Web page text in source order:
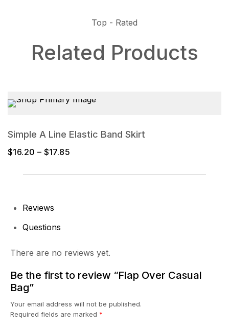
Top - Rated
Related Products
Simple A Line Elastic Band Skirt
$16.20 – $17.85
Reviews
Questions
There are no reviews yet.
Be the first to review “Flap Over Casual
Bag”
Your email address will not be published.
Required fields are marked *